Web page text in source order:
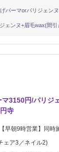
パーマorパリジェン
ェンヌ+眉毛wax(間引
3150円/パリジ
寺
早朝9時営業】同
ェア3／ネイル2)